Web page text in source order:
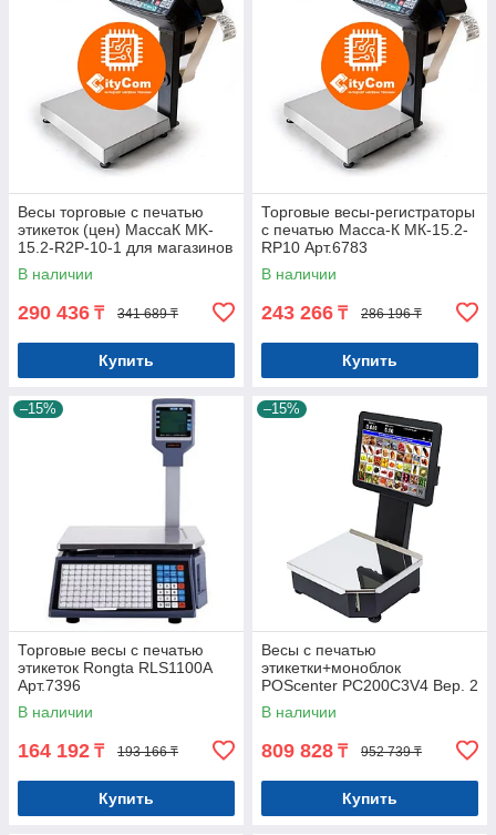
Весы торговые с печатью
этикеток (цен) МассаК MK-
15.2-R2P-10-1 для магазинов
Арт.6701
В наличии
290 436 ₸ 341 689 ₸
Купить
Торговые весы-регистраторы
с печатью Масса-К МК-15.2-
RP10 Арт.6783
В наличии
243 266 ₸ 286 196 ₸
Купить
–15%
Торговые весы с печатью
этикеток Rongta RLS1100A
Арт.7396
В наличии
164 192 ₸ 193 166 ₸
Купить
–15%
Весы с печатью
этикетки+моноблок
POScenter PC200C3V4 Вер. 2
(15", емкостной, RAM
4Gb/SSD 128 Gb) Арт.8189
В наличии
809 828 ₸ 952 739 ₸
Купить